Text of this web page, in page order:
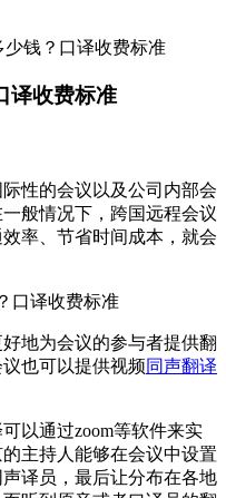
钱？口译收费标准
译收费标准
性的会议以及公司内部会
般情况下，跨国远程会议
率、节省时间成本，就会
地为会议的参与者提供翻
也可以提供视频同声翻译
通过zoom等软件来实
主持人能够在会议中设置
译员，最后让分布在各地